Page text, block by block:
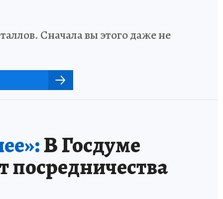
Сначала вы этого даже не
В Госдуме
посредничества